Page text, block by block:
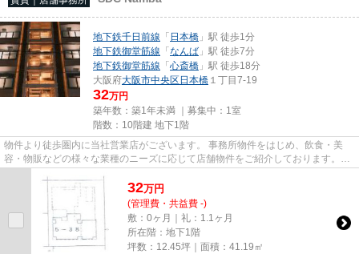
地下鉄千日前線 「 日本橋 」駅 徒歩1分
地下鉄御堂筋線 「なんば 」駅 徒歩7分
地下鉄御堂筋線 「心斎橋 」駅 徒歩18分
大阪府大阪市中央区日本橋 １丁目7-19
32万円
築年数：築1年未満 ｜募集中： 1室
階数：10階建 地下1階
物件より徒歩圏内に当社営業店がございます。 事務所物件をはじめ、飲食・美
容・物販などの様々な業種のニーズに応じて店舗物件をご紹介しております。
尚、弊社ではおとり広告は一切...
32万円
(管理費・共益費 -)
敷：0ヶ月｜礼：1.1ヶ月
所在階：地下1階
坪数：12.45坪｜面積：41.19㎡